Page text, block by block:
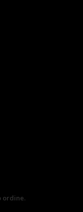
ordine.